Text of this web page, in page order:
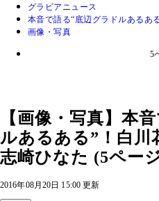
グラビアニュース
本音で語る“底辺グラドルあるあ
画像・写真
5
【画像・写真】本
ルあるある”！白川
志崎ひなた (5ペー
2016年08月20日 15:00 更新